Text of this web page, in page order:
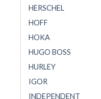
HERSCHEL
HOFF
HOKA
HUGO BOSS
HURLEY
IGOR
INDEPENDENT